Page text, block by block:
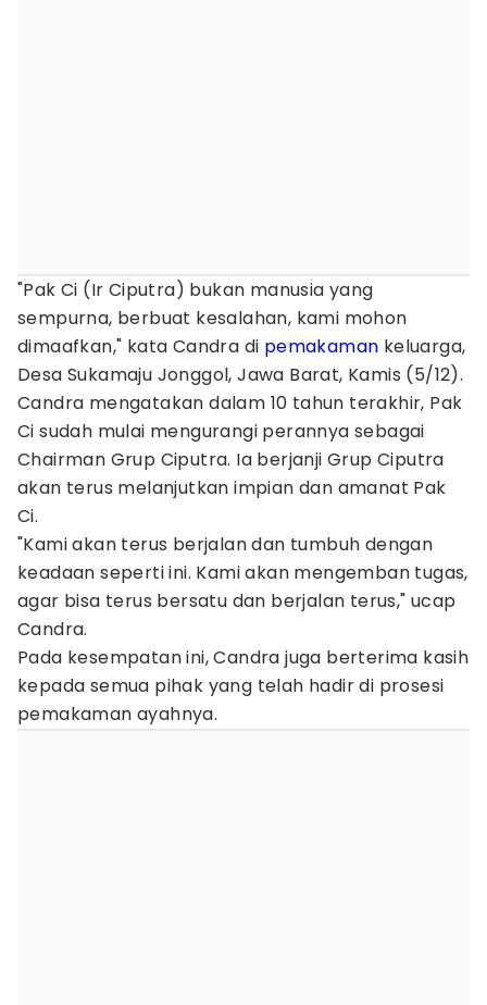
"Pak Ci (Ir Ciputra) bukan manusia yang
sempurna, berbuat kesalahan, kami mohon
dimaafkan," kata Candra di pemakaman keluarga,
Desa Sukamaju Jonggol, Jawa Barat, Kamis (5/12).
Candra mengatakan dalam 10 tahun terakhir, Pak
Ci sudah mulai mengurangi perannya sebagai
Chairman Grup Ciputra. Ia berjanji Grup Ciputra
akan terus melanjutkan impian dan amanat Pak
Ci.
"Kami akan terus berjalan dan tumbuh dengan
keadaan seperti ini. Kami akan mengemban tugas,
agar bisa terus bersatu dan berjalan terus," ucap
Candra.
Pada kesempatan ini, Candra juga berterima kasih
kepada semua pihak yang telah hadir di prosesi
pemakaman ayahnya.